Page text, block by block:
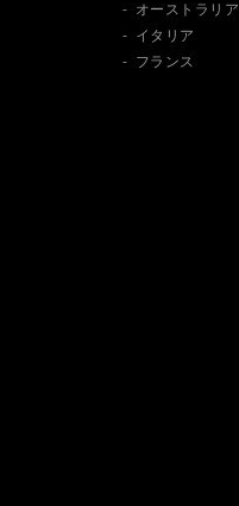
オーストラリア
イタリア
フランス